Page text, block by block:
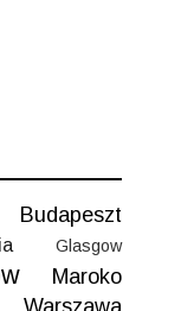
Budapeszt
Glasgow
Maroko
Warszawa